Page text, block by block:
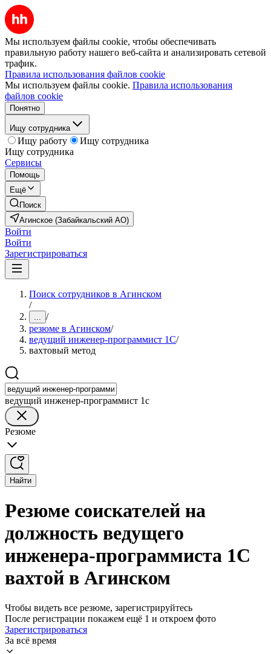
Мы используем файлы cookie, чтобы обеспечивать
правильную работу нашего веб-сайта и анализировать сетевой
трафик.
Правила использования файлов cookie
Мы используем файлы cookie. Правила использования
файлов cookie
Понятно
Ищу сотрудника
Ищу работу
Ищу сотрудника
Ищу сотрудника
Сервисы
Помощь
Ещё
Поиск
Агинское (Забайкальский АО)
Войти
Войти
Зарегистрироваться
Поиск сотрудников в Агинском
/
... /
резюме в Агинском/
ведущий инженер-программист 1С/
вахтовый метод
ведущий инженер-программист 1с
Резюме
Найти
Резюме соискателей на
должность ведущего
инженера-программиста 1С
вахтой в Агинском
Чтобы видеть все резюме, зарегистрируйтесь
После регистрации покажем ещё 1 и откроем фото
Зарегистрироваться
За всё время